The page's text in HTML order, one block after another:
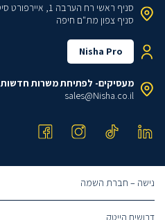
סניף ראשי רח הערבה 1, איירפורט סיטי
סניף צפון מת"ם חיפה
Nisha Pro
מעסיקים- לפתיחת משרות חדשות
sales@Nisha.co.il
נישה – חברת השמה
דרושים הייטק